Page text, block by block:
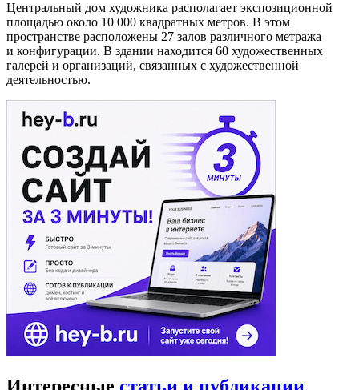
Центральный дом художника располагает экспозиционной
площадью около 10 000 квадратных метров. В этом
пространстве расположены 27 залов различного метража
и конфигурации. В здании находится 60 художественных
галерей и организаций, связанных с художественной
деятельностью.